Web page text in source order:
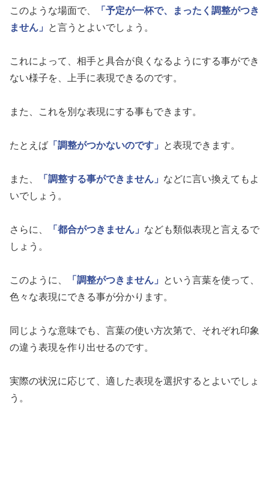
このような場面で、
「予定が一杯で、まったく調整がつき
ません」
と言うとよいでしょう。
これによって、相手と具合が良くなるようにする事ができ
ない様子を、上手に表現できるのです。
また、これを別な表現にする事もできます。
たとえば 「調整がつかないのです」 と表現できます。
また、 「調整する事ができません」 などに言い換えてもよ
いでしょう。
さらに、 「都合がつきません」 なども類似表現と言えるで
しょう。
このように、 「調整がつきません」
という言葉を使って、
色々な表現にできる事が分かります。
同じような意味でも、言葉の使い方次第で、それぞれ印象
の違う表現を作り出せるのです。
実際の状況に応じて、適した表現を選択するとよいでしょ
う。